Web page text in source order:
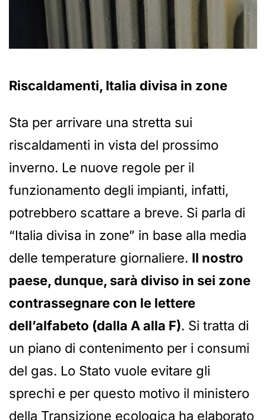
Riscaldamenti, Italia divisa in zone
Sta per arrivare una stretta sui
riscaldamenti in vista del prossimo
inverno. Le nuove regole per il
funzionamento degli impianti, infatti,
potrebbero scattare a breve. Si parla di
“Italia divisa in zone” in base alla media
delle temperature giornaliere. Il nostro
paese, dunque, sarà diviso in sei zone
contrassegnare con le lettere
dell’alfabeto (dalla A alla F). Si tratta di
un piano di contenimento per i consumi
del gas. Lo Stato vuole evitare gli
sprechi e per questo motivo il ministero
della Transizione ecologica ha elaborato